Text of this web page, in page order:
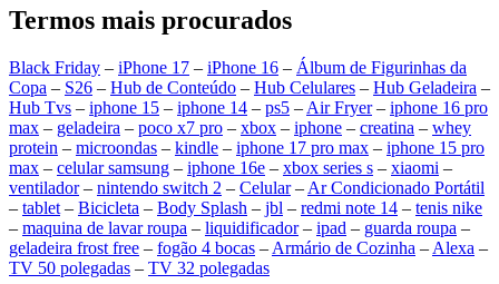
Termos mais procurados
Black Friday – iPhone 17 – iPhone 16 – Álbum de Figurinhas da
Copa – S26 – Hub de Conteúdo – Hub Celulares – Hub Geladeira –
Hub Tvs – iphone 15 – iphone 14 – ps5 – Air Fryer– iphone 16 pro
max – geladeira – poco x7 pro – xbox – iphone – creatina – whey
protein – microondas – kindle – iphone 17 pro max – iphone 15 pro
max – celular samsung – iphone 16e – xbox series s – xiaomi –
ventilador– nintendo switch 2 – Celular– Ar Condicionado Portátil
– tablet – Bicicleta – Body Splash – jbl – redmi note 14 – tenis nike
– maquina de lavar roupa – liquidificador– ipad – guarda roupa –
geladeira frost free – fogão 4 bocas – Armário de Cozinha – Alexa –
TV 50 polegadas – TV 32 polegadas